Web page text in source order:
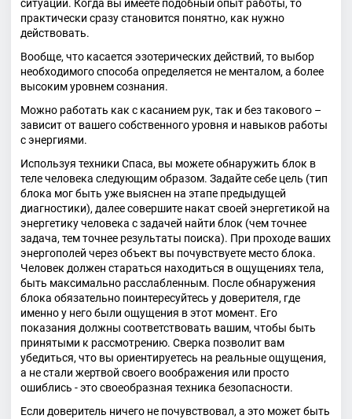
ситуации. Когда вы имеете подобный опыт работы, то
практически сразу становится понятно, как нужно
действовать.
Вообще, что касается эзотерических действий, то выбор
необходимого способа определяется не менталом, а более
высоким уровнем сознания.
Можно работать как с касанием рук, так и без такового –
зависит от вашего собственного уровня и навыков работы
с энергиями.
Используя техники Спаса, вы можете обнаружить блок в
теле человека следующим образом. Задайте себе цель (тип
блока мог быть уже выяснен на этапе предыдущей
диагностики), далее совершите накат своей энергетикой на
энергетику человека с задачей найти блок (чем точнее
задача, тем точнее результаты поиска). При проходе ваших
энергополей через объект вы почувствуете место блока.
Человек должен стараться находиться в ощущениях тела,
быть максимально расслабленным. После обнаружения
блока обязательно поинтересуйтесь у доверителя, где
именно у него были ощущения в этот момент. Его
показания должны соответствовать вашим, чтобы быть
принятыми к рассмотрению. Сверка позволит вам
убедиться, что вы ориентируетесь на реальные ощущения,
а не стали жертвой своего воображения или просто
ошиблись - это своеобразная техника безопасности.
Если доверитель ничего не почувствовал, а это может быть